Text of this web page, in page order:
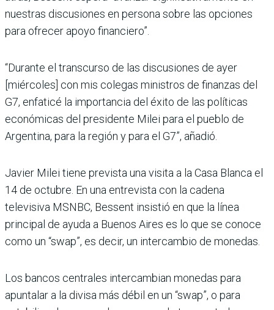
nuestras discusiones en persona sobre las opciones
para ofrecer apoyo financiero”.
“Durante el transcurso de las discusiones de ayer
[miércoles] con mis colegas ministros de finanzas del
G7, enfaticé la importancia del éxito de las políticas
económicas del presidente Milei para el pueblo de
Argentina, para la región y para el G7”, añadió.
Javier Milei tiene prevista una visita a la Casa Blanca el
14 de octubre. En una entrevista con la cadena
televisiva MSNBC, Bessent insistió en que la línea
principal de ayuda a Buenos Aires es lo que se conoce
como un “swap”, es decir, un intercambio de monedas.
Los bancos centrales intercambian monedas para
apuntalar a la divisa más débil en un “swap”, o para